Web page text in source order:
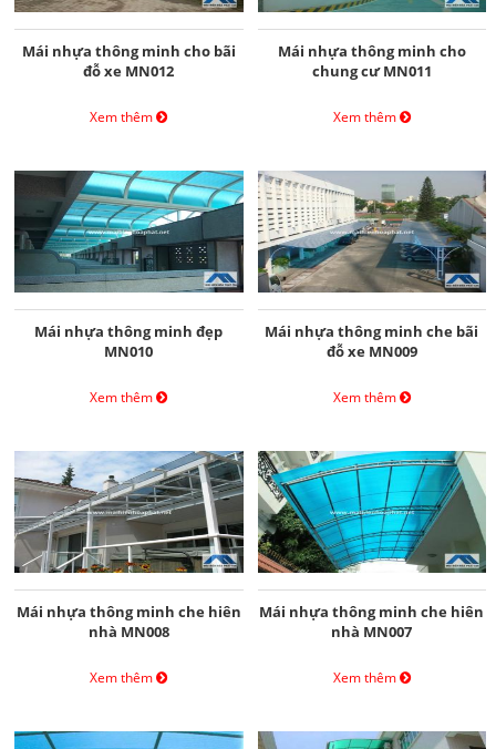
Mái nhựa thông minh cho bãi
đỗ xe MN012
Xem thêm
Mái nhựa thông minh cho
chung cư MN011
Xem thêm
Mái nhựa thông minh đẹp
MN010
Xem thêm
Mái nhựa thông minh che bãi
đỗ xe MN009
Xem thêm
Mái nhựa thông minh che hiên
nhà MN008
Xem thêm
Mái nhựa thông minh che hiên
nhà MN007
Xem thêm